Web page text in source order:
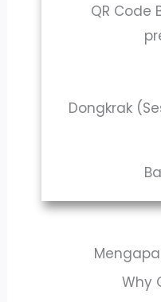
QR Code
Dongkrak
Why